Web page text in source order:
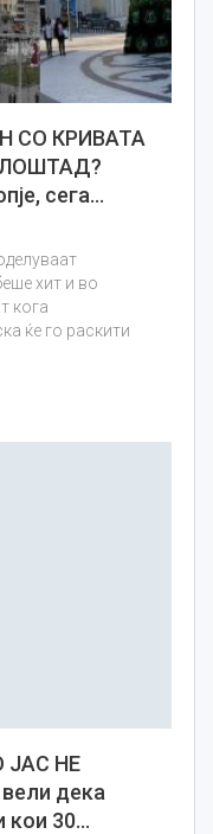
СО КРИВАТА
сега…
хит и во
кога
ќе го раскити
НЕ
дека
кои 30…